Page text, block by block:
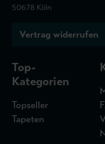
50678 Köln
Vertrag widerrufen
Top-
Kategorien
Topseller
Tapeten